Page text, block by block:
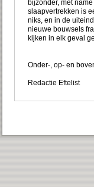
bijzonder, met
slaapvertrekken is
niks, en in de
nieuwe bouwsels
kijken in elk geval
Onder-, op- en
Redactie Eftelist